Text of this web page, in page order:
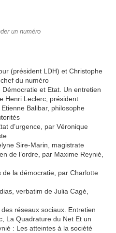
un numéro
(président LDH) et Christophe
du numéro
et Etat. Un entretien
Henri Leclerc, président
Balibar, philosophe
d’urgence, par Véronique
Sire-Marin, magistrate
de l’ordre, par Maxime Reynié,
de la démocratie, par Charlotte
verbatim de Julia Cagé,
réseaux sociaux. Entretien
La Quadrature du Net Et un
: Les atteintes à la société